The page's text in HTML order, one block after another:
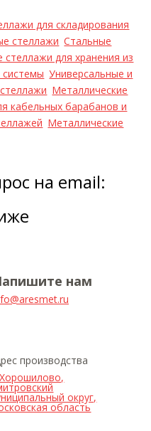
для складирования
стеллажи Стальные
стеллажи для хранения из
Универсальные и
Металлические
кабельных барабанов и
Металлические
на email:
нам
производства
округ,
область